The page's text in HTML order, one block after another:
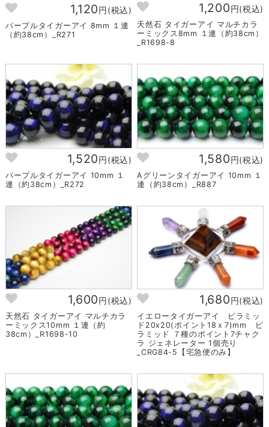
1,120円(税込)
パープルタイガーアイ 8mm １連
（約38cm）_R271
1,200円(税込)
天然石 タイガーアイ マルチカラ
ーミックス8mm １連（約38cm）
_R1698-8
1,520円(税込)
パープルタイガーアイ 10mm １
連（約38cm）_R272
1,580円(税込)
Aグリーンタイガーアイ 10mm １
連（約38cm）_R887
1,600円(税込)
天然石 タイガーアイ マルチカラ
ーミックス10mm １連（約
38cm）_R1698-10
1,680円(税込)
イエロータイガーアイ ピラミッ
ド20x20(ポイント18ｘ7)mm ピ
ラミッド ７種のポイント7チャク
ラ ジェネレーター 1個売り
_CRG84-5【宅急便のみ】